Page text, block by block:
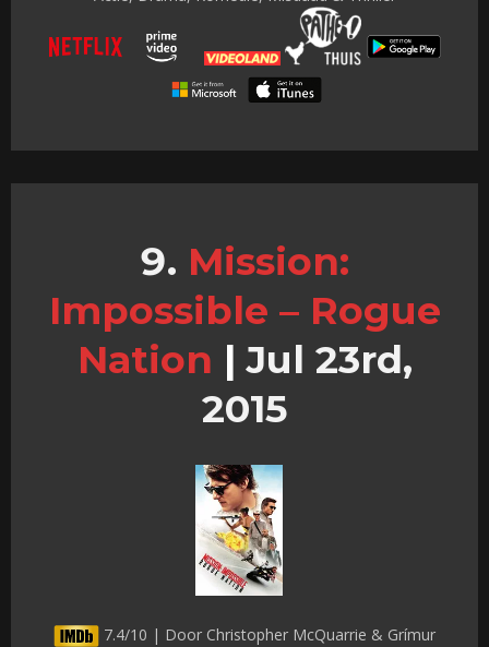
Mission:
Impossible – Rogue
Nation | Jul 23rd,
2015
7.4/10 | Door Christopher McQuarrie & Grímur